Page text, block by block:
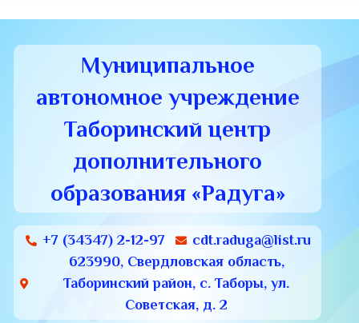
Муниципальное
автономное учреждение
Таборинский центр
дополнительного
образования «Радуга»
+7 (34347) 2-12-97
cdt.raduga@list.ru
623990, Свердловская область,
Таборинский район, с. Таборы, ул.
Советская, д. 2